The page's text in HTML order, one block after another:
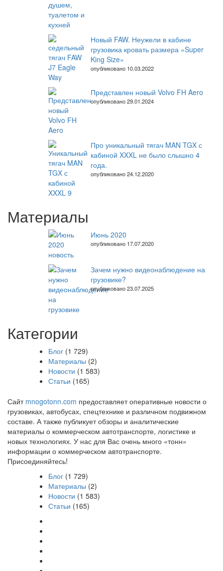
Новый FAW. Неужели в кабине
грузовика кровать размера «Super
King Size»
опубликовано 10.03.2022
Представлен новый Volvo FH Aero
опубликовано 29.01.2024
Про уникальный тягач MAN TGX с
кабиной XXXL не было слышно 4
года.
опубликовано 24.12.2020
Материалы
Июнь 2020
опубликовано 17.07.2020
Зачем нужно видеонаблюдение на
грузовике?
опубликовано 23.07.2025
Категории
Блог (1 729)
Материалы (2)
Новости (1 583)
Статьи (165)
Сайт mnogotonn.com предоставляет оперативные новости о
грузовиках, автобусах, спецтехнике и различном подвижном
составе. А также публикует обзоры и аналитические
материалы о коммерческом автотранспорте, логистике и
новых технологиях. У нас для Вас очень много «тонн»
информации о коммерческом автотранспорте.
Присоединяйтесь!
Блог (1 729)
Материалы (2)
Новости (1 583)
Статьи (165)